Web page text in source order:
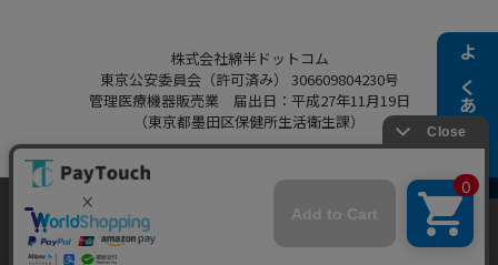
よくある質問
株式会社綿半ドットコム
東京公安委員会（許可済み） 306609804230号
管理医療機器販売業 届出日：平成27年11月19日
（東京都墨田区保健所生活衛生課）
Copyright 2022
Powered by Watahan Partners Co., Ltd.
当ウェブサイトでは、お客様により良いサービス
をご提供するため、クッキーを利用しています。
サイト利用を継続することにより、クッキーの使
同意する